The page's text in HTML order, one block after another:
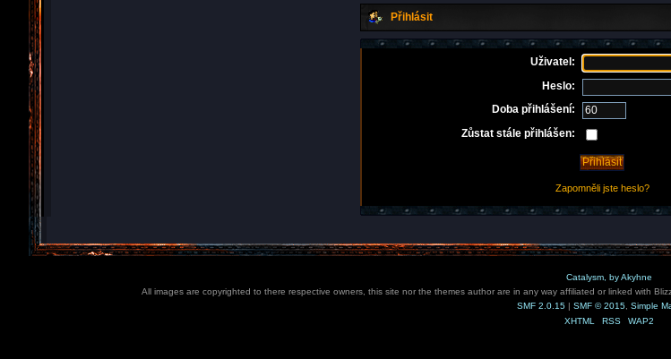
Přihlásit
Uživatel:
Heslo:
Doba přihlášení:
Zůstat stále přihlášen:
Zapomněli jste heslo?
Catalysm, by Akyhne
All images are copyrighted to there respective owners, this site nor the themes author are in any way affiliated or linked with
SMF 2.0.15 | SMF © 2015 Simple
XHTML
RSS WAP2